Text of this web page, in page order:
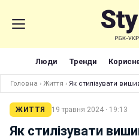
Люди Тренди
Головна › Життя › Як стилізувати
ЖИТТЯ 19 травня 2024 · 19:13
Як стилізувати